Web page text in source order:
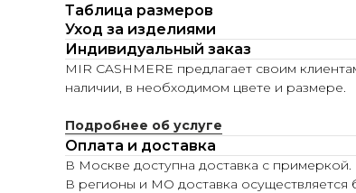
Таблица размеров
Уход за изделиями
Индивидуальный заказ
MIR CASHMERE предлагает своим
наличии, в необходимом цвете и размере.
Подробнее об услуге
Оплата и доставка
В Москве доступна доставка с
В регионы и МО доставка